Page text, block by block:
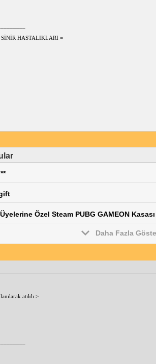
HASTALIKLARI =
Özel Steam PUBG GAMEON
Daha Fazla
atıldı >